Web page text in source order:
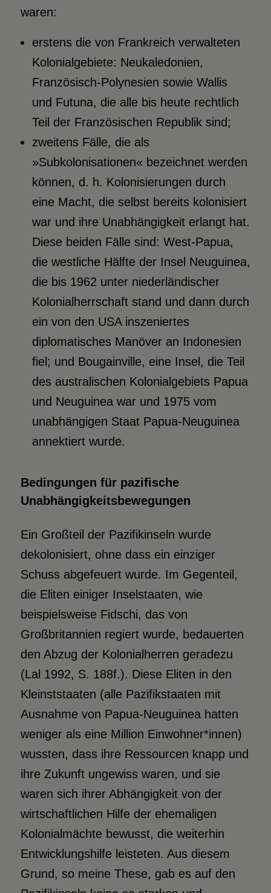
waren:
erstens die von Frankreich verwalteten
Kolonialgebiete: Neukaledonien,
Französisch-Polynesien sowie Wallis
und Futuna, die alle bis heute rechtlich
Teil der Französischen Republik sind;
zweitens Fälle, die als
»Subkolonisationen« bezeichnet werden
können, d. h. Kolonisierungen durch
eine Macht, die selbst bereits kolonisiert
war und ihre Unabhängigkeit erlangt hat.
Diese beiden Fälle sind: West-Papua,
die westliche Hälfte der Insel Neuguinea,
die bis 1962 unter niederländischer
Kolonialherrschaft stand und dann durch
ein von den USA inszeniertes
diplomatisches Manöver an Indonesien
fiel; und Bougainville, eine Insel, die Teil
des australischen Kolonialgebiets Papua
und Neuguinea war und 1975 vom
unabhängigen Staat Papua-Neuguinea
annektiert wurde.
Bedingungen für pazifische
Unabhängigkeitsbewegungen
Ein Großteil der Pazifikinseln wurde
dekolonisiert, ohne dass ein einziger
Schuss abgefeuert wurde. Im Gegenteil,
die Eliten einiger Inselstaaten, wie
beispielsweise Fidschi, das von
Großbritannien regiert wurde, bedauerten
den Abzug der Kolonialherren geradezu
(Lal 1992, S. 188f.). Diese Eliten in den
Kleinststaaten (alle Pazifikstaaten mit
Ausnahme von Papua-Neuguinea hatten
weniger als eine Million Einwohner*innen)
wussten, dass ihre Ressourcen knapp und
ihre Zukunft ungewiss waren, und sie
waren sich ihrer Abhängigkeit von der
wirtschaftlichen Hilfe der ehemaligen
Kolonialmächte bewusst, die weiterhin
Entwicklungshilfe leisteten. Aus diesem
Grund, so meine These, gab es auf den